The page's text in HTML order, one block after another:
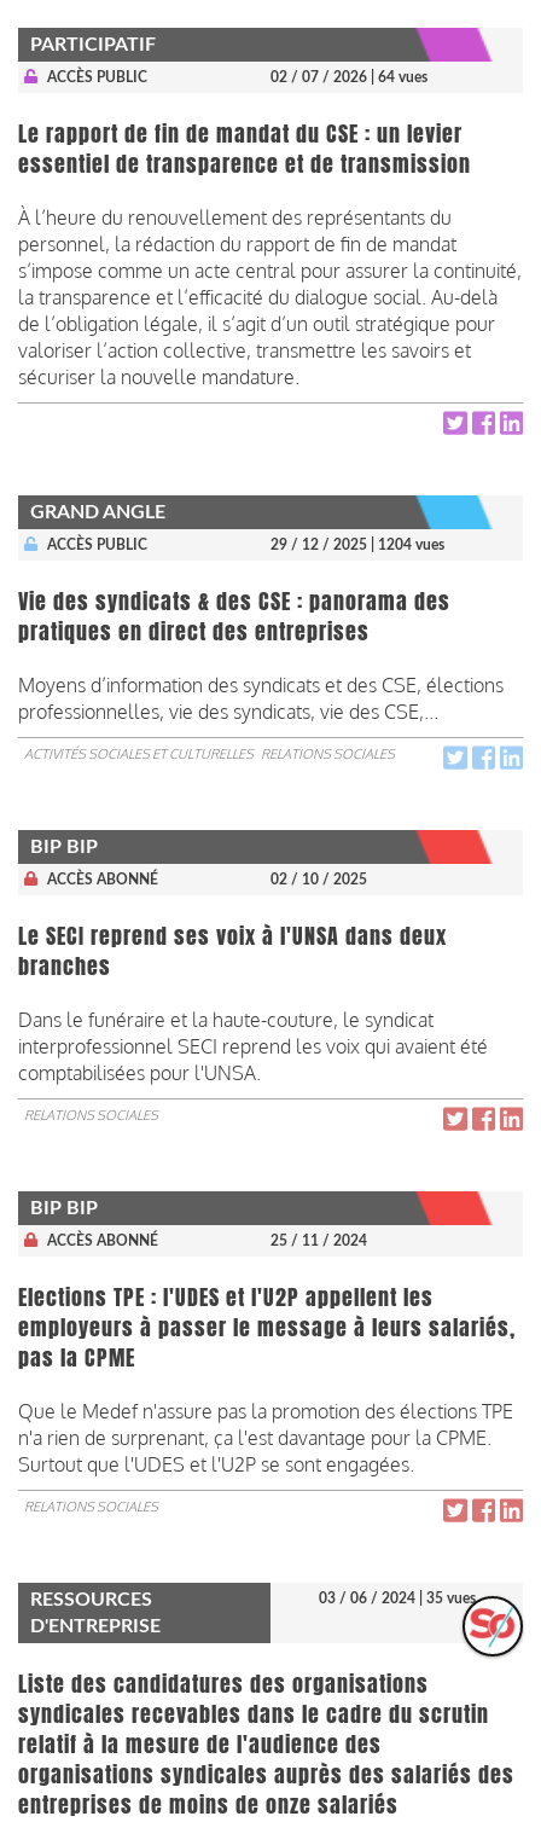
PARTICIPATIF
ACCÈS PUBLIC 02 / 07 / 2026 | 64 vues
Le rapport de fin de mandat du CSE : un levier
essentiel de transparence et de transmission
À l’heure du renouvellement des représentants du
personnel, la rédaction du rapport de fin de mandat
s’impose comme un acte central pour assurer la continuité,
la transparence et l’efficacité du dialogue social. Au-delà
de l’obligation légale, il s’agit d’un outil stratégique pour
valoriser l’action collective, transmettre les savoirs et
sécuriser la nouvelle mandature.
GRAND ANGLE
ACCÈS PUBLIC 29 / 12 / 2025 | 1204 vues
Vie des syndicats & des CSE : panorama des
pratiques en direct des entreprises
Moyens d’information des syndicats et des CSE, élections
professionnelles, vie des syndicats, vie des CSE,...
ACTIVITÉS SOCIALES ET CULTURELLES RELATIONS SOCIALES
BIP BIP
ACCÈS ABONNÉ 02 / 10 / 2025
Le SECI reprend ses voix à l'UNSA dans deux
branches
Dans le funéraire et la haute-couture, le syndicat
interprofessionnel SECI reprend les voix qui avaient été
comptabilisées pour l'UNSA.
RELATIONS SOCIALES
BIP BIP
ACCÈS ABONNÉ 25 / 11 / 2024
Elections TPE : l'UDES et l'U2P appellent les
employeurs à passer le message à leurs salariés,
pas la CPME
Que le Medef n'assure pas la promotion des élections TPE
n'a rien de surprenant, ça l'est davantage pour la CPME.
Surtout que l'UDES et l'U2P se sont engagées.
RELATIONS SOCIALES
RESSOURCES
D'ENTREPRISE
03 / 06 / 2024 | 35 vues
Liste des candidatures des organisations
syndicales recevables dans le cadre du scrutin
relatif à la mesure de l'audience des
organisations syndicales auprès des salariés des
entreprises de moins de onze salariés